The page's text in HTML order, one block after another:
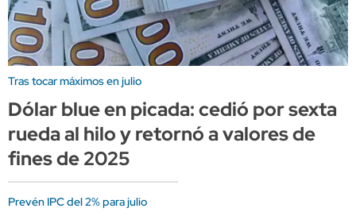
Tras tocar máximos en julio
Dólar blue en picada: cedió por sexta
rueda al hilo y retornó a valores de
fines de 2025
Prevén IPC del 2% para julio